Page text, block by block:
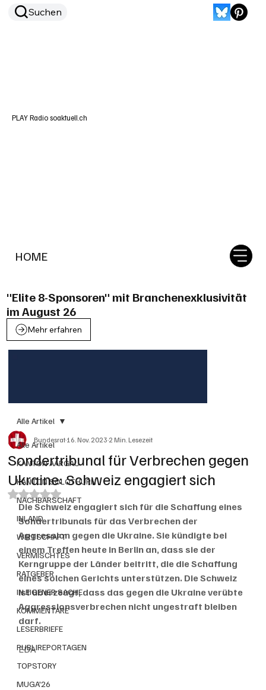
HOME
Suchen
PLAY Radio soaktuell.ch
"Elite 8-Sponsoren" mit Branchenexklusivität
im August 26
Mehr erfahren
Alle Artikel
KANTON AARGAU
KANTON SOLOTHURN
NACHBARSCHAFT
INLAND
WIRTSCHAFT
VERMISCHTES
RATGEBER
IN EIGENER SACHE
KOMMENTARE
LESERBRIEFE
PUBLIREPORTAGEN
TOPSTORY
MUGA'26
Alle Artikel
Sondertribunal für Verbrechen gegen
Ukraine: Schweiz engagiert sich
Bundesrat16. Nov. 20232 Min. Lesezeit
Mit NaN von 5 Sternen bewertet.
Die Schweiz engagiert sich für die Schaffung eines
Sondertribunals für das Verbrechen der
Aggression gegen die Ukraine. Sie kündigte bei
einem Treffen heute in Berlin an, dass sie der
Kerngruppe der Länder beitritt, die die Schaffung
eines solchen Gerichts unterstützen. Die Schweiz
ist überzeugt, dass das gegen die Ukraine verübte
Aggressionsverbrechen nicht ungestraft bleiben
darf.
EDA